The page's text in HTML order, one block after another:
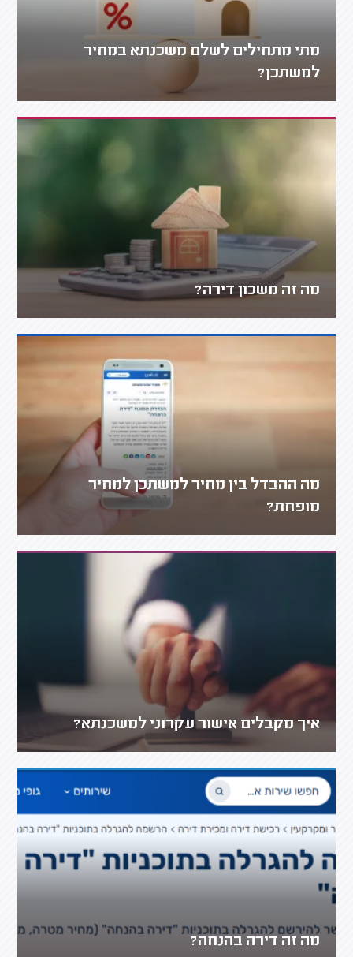
מתי מתחילים לשלם משכנתא במחיר
למשתכן?
מה זה משכון דירה?
מה ההבדל בין מחיר למשתכן למחיר
מופחת?
איך מקבלים אישור עקרוני למשכנתא?
מה זה דירה בהנחה?